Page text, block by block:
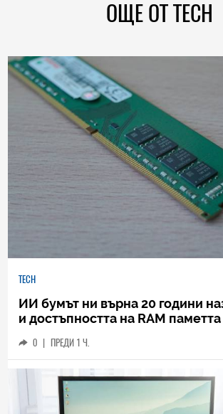
ОЩЕ ОТ TECH
TECH
ИИ бумът ни върна 20 години
и достъпността на RAM паметта
0 | ПРЕДИ 1 Ч.